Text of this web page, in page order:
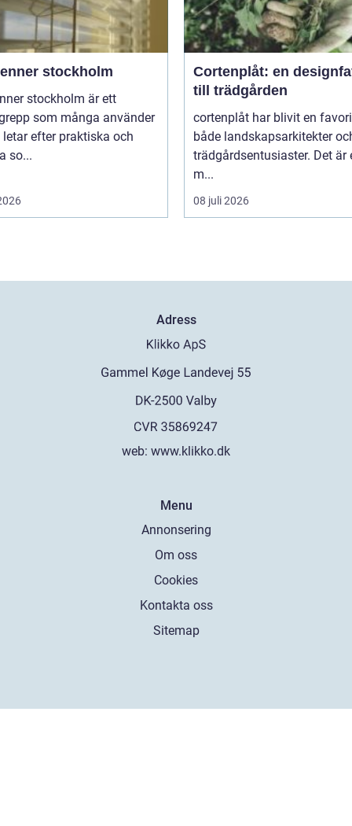
stockholm
stockholm är ett
som många använder
letar efter praktiska och
so...
Cortenplåt: en
till trädgården
cortenplåt har blivit en
både landskapsarkitekter
trädgårdsentusiaster. Det är
m...
08 juli 2026
Adress
web: www.klikko.dk
Menu
Annonsering
Om oss
Cookies
Kontakta oss
Sitemap